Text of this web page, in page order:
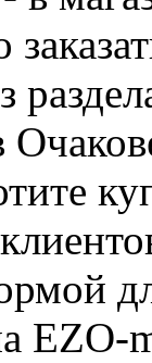
EZO-